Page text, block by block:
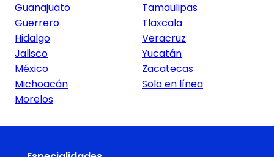
Guanajuato
Guerrero
Hidalgo
Jalisco
México
Michoacán
Morelos
Tamaulipas
Tlaxcala
Veracruz
Yucatán
Zacatecas
Solo en línea